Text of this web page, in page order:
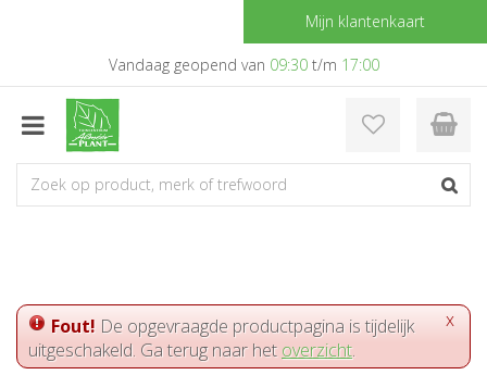
a
Mijn klantenkaart
Vandaag geopend van 09:30t/m 17:00
x
Fout! De opgevraagde productpagina is tijdelijk
uitgeschakeld. Ga terug naar het overzicht.